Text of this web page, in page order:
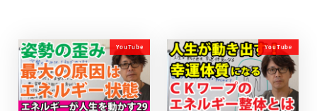
YouTube YouTube